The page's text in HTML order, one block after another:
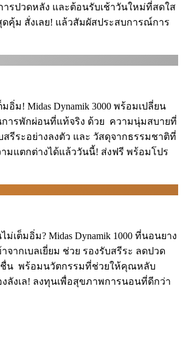
รปวดหลัง และต้อนรับเช้าวันใหม่ที่สดใส
คุ้ม สั่งเลย! แล้วสัมผัสประสบการณ์การ
อิ่ม! Midas Dynamik 3000 พร้อมเปลี่ยน
ารพักผ่อนที่แท้จริง ด้วย ️ ความนุ่มสบายที่
สรีระอย่างลงตัว และ วัสดุจากธรรมชาติที่
มแตกต่างได้แล้ววันนี้! ส่งฟรี พร้อมโปร
ม่เต็มอิ่ม? Midas Dynamik 1000 ที่นอนยาง
จากเบลเยี่ยม ช่วย รองรับสรีระ ลดปวด
น ️ พร้อมนวัตกรรมที่ช่วยให้คุณหลับ
ลังเล! ลงทุนเพื่อสุขภาพการนอนที่ดีกว่า